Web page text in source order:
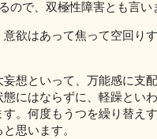
ので、双極性障害とも言い
欲はあって焦って空回り
想といって、万能感に支
にはならずに、軽躁とい
。何度もうつを繰り替え
思います。